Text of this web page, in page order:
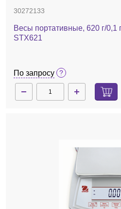
30272133
Весы портативные, 620 г/0,1
STX621
По запросу